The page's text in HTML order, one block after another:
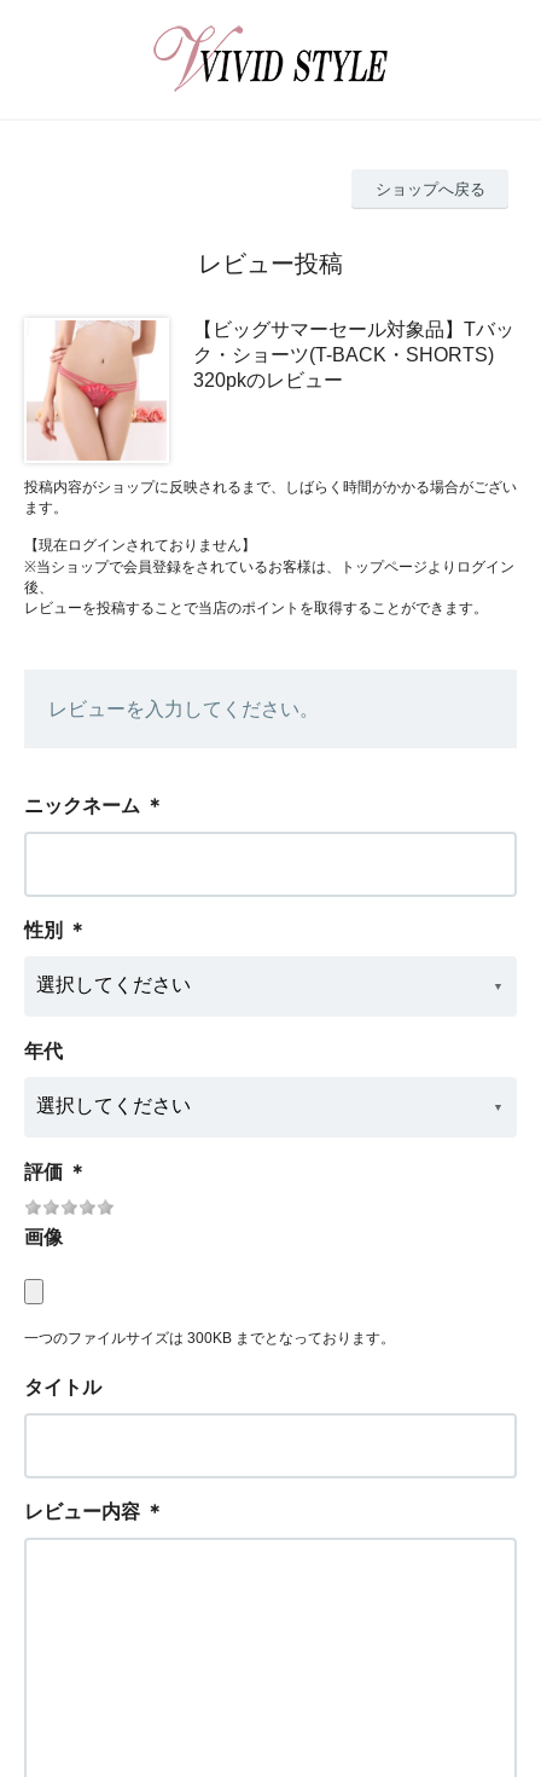
ショップへ戻る
レビュー投稿
【ビッグサマーセール対象品】Tバッ
ク・ショーツ(T-BACK・SHORTS)
320pkのレビュー
投稿内容がショップに反映されるまで、しばらく時間がかかる場合がござい
ます。
【現在ログインされておりません】
※当ショップで会員登録をされているお客様は、トップページよりログイン
後、
レビューを投稿することで当店のポイントを取得することができます。
レビューを入力してください。
ニックネーム ＊
性別 ＊
年代
評価 ＊
画像
一つのファイルサイズは 300KB までとなっております。
タイトル
レビュー内容 ＊